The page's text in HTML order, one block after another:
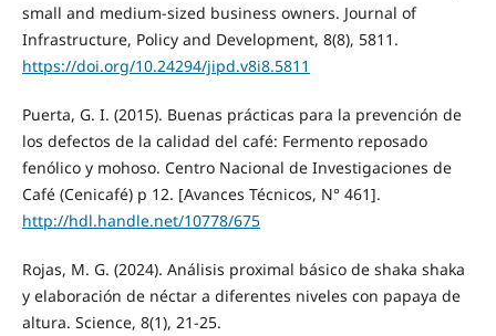
small and medium-sized business owners. Journal of
Infrastructure, Policy and Development, 8(8), 5811.
https://doi.org/10.24294/jipd.v8i8.5811
Puerta, G. I. (2015). Buenas prácticas para la prevención de
los defectos de la calidad del café: Fermento reposado
fenólico y mohoso. Centro Nacional de Investigaciones de
Café (Cenicafé) p 12. [Avances Técnicos, N° 461].
http://hdl.handle.net/10778/675
Rojas, M. G. (2024). Análisis proximal básico de shaka shaka
y elaboración de néctar a diferentes niveles con papaya de
altura. Science, 8(1), 21-25.